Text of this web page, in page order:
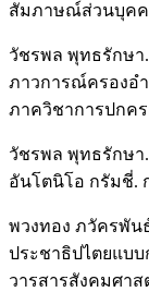
สัมภาษณ์ส่วนบุคค
วัชรพล พุทธรักษา
ภาวการณ์ครองอ
ภาควิชาการปกค
วัชรพล พุทธรักษา.
อันโตนิโอ กรัมชี่.
พวงทอง ภวัครพัน
ประชาธิปไตยแบ
วารสารสังคมศาส